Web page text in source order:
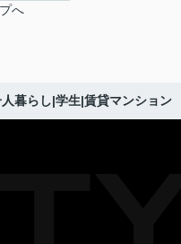
へ
暮らし|学生|賃貸マンション